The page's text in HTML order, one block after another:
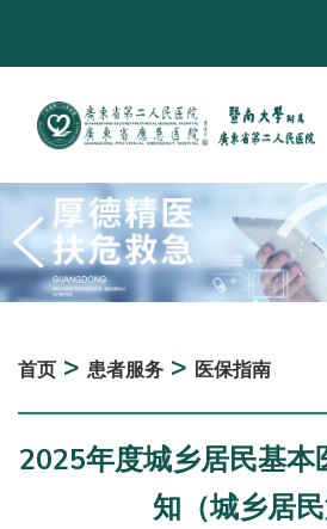
首页 > 患者服务 > 医保指南
2025年度城乡居民基本
知（城乡居民